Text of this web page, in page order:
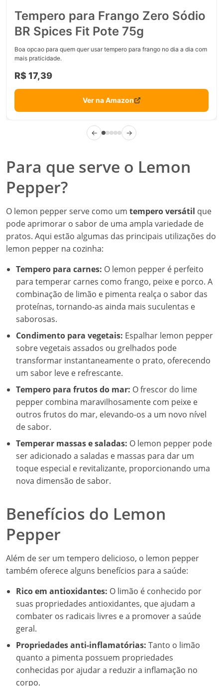
Tempero para Frango Zero Sódio
BR Spices Fit Pote 75g
Boa opcao para quem quer usar tempero para frango no dia a dia com
mais praticidade.
R$ 17,39
Ver na Amazon
← →
Para que serve o Lemon
Pepper?
O lemon pepper serve como um tempero versátil que
pode aprimorar o sabor de uma ampla variedade de
pratos. Aqui estão algumas das principais utilizações do
lemon pepper na cozinha:
Tempero para carnes: O lemon pepper é perfeito
para temperar carnes como frango, peixe e porco. A
combinação de limão e pimenta realça o sabor das
proteínas, tornando-as ainda mais suculentas e
saborosas.
Condimento para vegetais: Espalhar lemon pepper
sobre vegetais assados ou grelhados pode
transformar instantaneamente o prato, oferecendo
um sabor leve e refrescante.
Tempero para frutos do mar: O frescor do lime
pepper combina maravilhosamente com peixe e
outros frutos do mar, elevando-os a um novo nível
de sabor.
Temperar massas e saladas: O lemon pepper pode
ser adicionado a saladas e massas para dar um
toque especial e revitalizante, proporcionando uma
nova dimensão de sabor.
Benefícios do Lemon
Pepper
Além de ser um tempero delicioso, o lemon pepper
também oferece alguns benefícios para a saúde:
Rico em antioxidantes: O limão é conhecido por
suas propriedades antioxidantes, que ajudam a
combater os radicais livres e a promover a saúde
geral.
Propriedades anti-inflamatórias: Tanto o limão
quanto a pimenta possuem propriedades
conhecidas por ajudar a reduzir a inflamação no
corpo.